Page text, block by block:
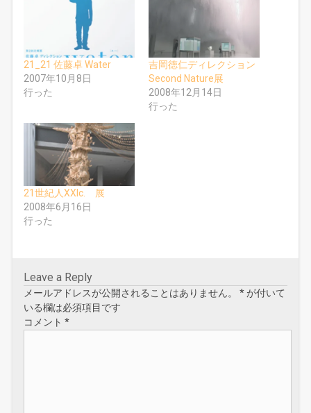
ク
リ
ッ
ク
し
て
い
新
し
い
ウ
ィ
ン
ド
ウ
で
開
き
r
で
共
有
(
新
し
い
ウ
で
開
き
ま
す
)
21_21 佐藤卓 Water
2007年10月8日
行った
吉岡徳仁ディレクション
Second Nature展
2008年12月14日
行った
21世紀人XXIc. 展
2008年6月16日
行った
Leave a Reply
メールアドレスが公開されることはありません。 * が付いて
いる欄は必須項目です
コメント*